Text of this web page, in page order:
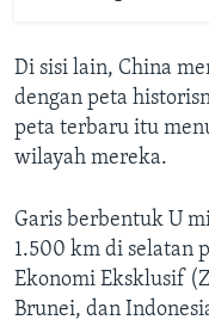
Di sisi lain, China
dengan peta
peta terbaru itu
wilayah mereka.
Garis berbentuk U
1.500 km di selatan
Ekonomi Eksklusif
Brunei, dan